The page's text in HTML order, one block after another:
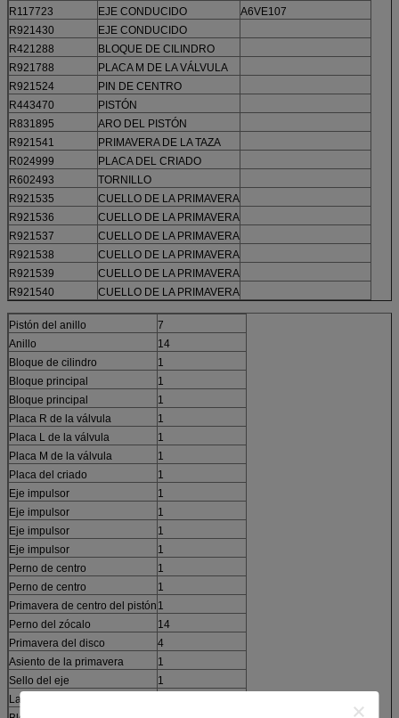
R117723
EJE CONDUCIDO
A6VE107
R921430
EJE CONDUCIDO
R421288
BLOQUE DE CILINDRO
R921788
PLACA M DE LA VÁLVULA
R921524
PIN DE CENTRO
R443470
PISTÓN
R831895
ARO DEL PISTÓN
R921541
PRIMAVERA DE LA TAZA
R024999
PLACA DEL CRIADO
R602493
TORNILLO
R921535
CUELLO DE LA PRIMAVERA
R921536
CUELLO DE LA PRIMAVERA
R921537
CUELLO DE LA PRIMAVERA
R921538
CUELLO DE LA PRIMAVERA
R921539
CUELLO DE LA PRIMAVERA
R921540
CUELLO DE LA PRIMAVERA
Pistón del anillo
7
Anillo
14
Bloque de cilindro
1
Bloque principal
1
Bloque principal
1
Placa R de la válvula
1
Placa L de la válvula
1
Placa M de la válvula
1
Placa del criado
1
Eje impulsor
1
Eje impulsor
1
Eje impulsor
1
Eje impulsor
1
Perno de centro
1
Perno de centro
1
Primavera de centro del pistón 1
Perno del zócalo
14
Primavera del disco
4
Asiento de la primavera
1
Sello del eje
1
Lavadora del perno de centro